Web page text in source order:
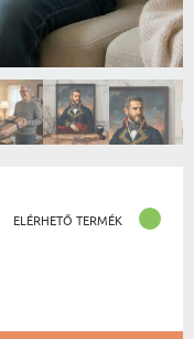
ELÉRHETŐ TERMÉK